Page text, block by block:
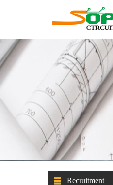
Recruitment